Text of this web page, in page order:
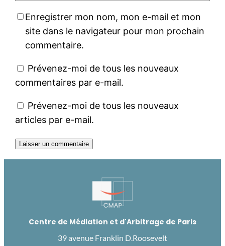
Enregistrer mon nom, mon e-mail et mon
site dans le navigateur pour mon prochain
commentaire.
Prévenez-moi de tous les nouveaux
commentaires par e-mail.
Prévenez-moi de tous les nouveaux
articles par e-mail.
Centre de Médiation et d'Arbitrage de Paris
39 avenue Franklin D.Roosevelt